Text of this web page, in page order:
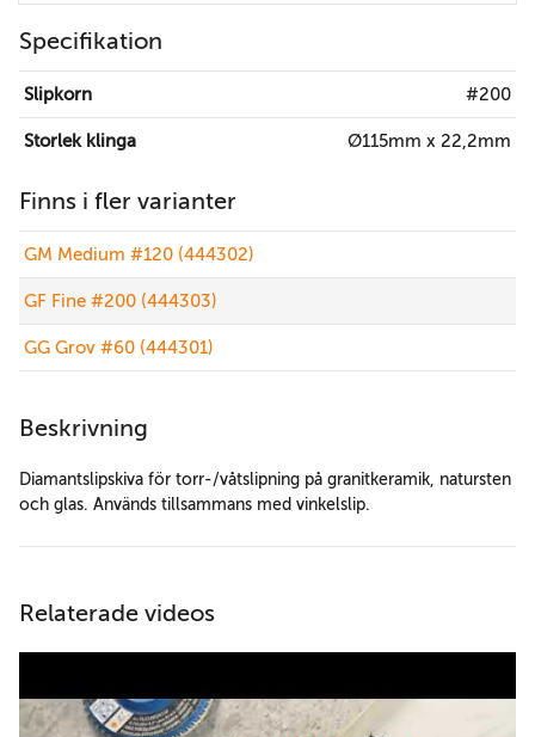
Specifikation
Slipkorn #200
Storlek klinga Ø115mm x 22,2mm
Finns i fler varianter
GM Medium #120 (444302)
GF Fine #200 (444303)
GG Grov #60 (444301)
Beskrivning
Diamantslipskiva för torr-/våtslipning på granitkeramik, natursten
och glas. Används tillsammans med vinkelslip.
Relaterade videos